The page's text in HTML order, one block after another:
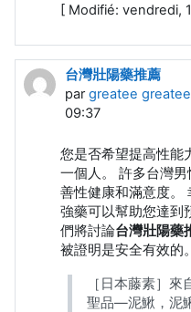
[ Modifié: vendredi,
台灣壯陽藥推薦
pargreatee greatee
09:37
您是否希望提高性能
一個人。 許多台灣
善性健康和滿意度。
強藥可以幫助您達到
們將討論台灣壯陽藥
被證明是安全有效的。
［日本藤素］
聖品—泥鰍，泥